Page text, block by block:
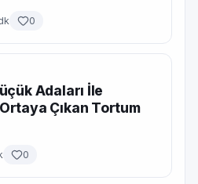
0
Adaları İle
Çıkan Tortum
0